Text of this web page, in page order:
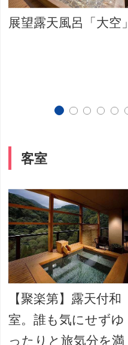
展望露天風呂「大空」
客室
【聚楽第】露天付和
室。誰も気にせずゆ
ったりと旅気分を満